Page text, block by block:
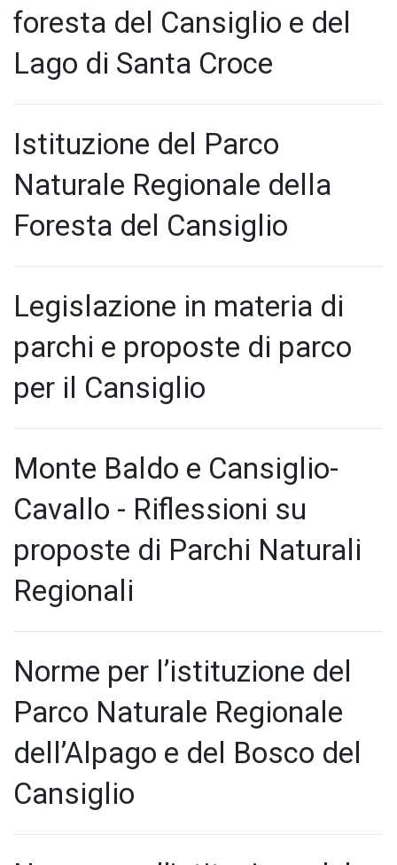
foresta del Cansiglio e del
Lago di Santa Croce
Istituzione del Parco
Naturale Regionale della
Foresta del Cansiglio
Legislazione in materia di
parchi e proposte di parco
per il Cansiglio
Monte Baldo e Cansiglio-
Cavallo - Riflessioni su
proposte di Parchi Naturali
Regionali
Norme per l’istituzione del
Parco Naturale Regionale
dell’Alpago e del Bosco del
Cansiglio